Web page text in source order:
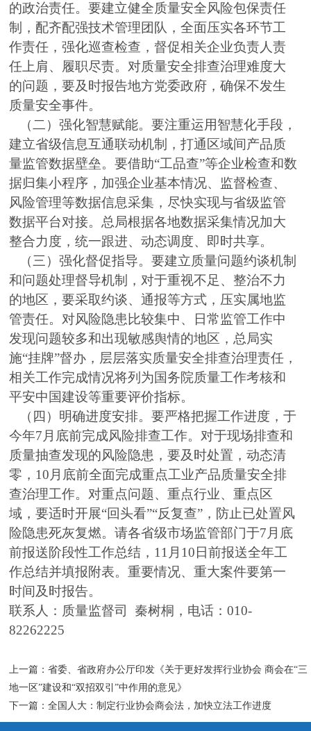
的政治责任。要建立健全质量安全风险包保责任
制，配齐配强技术管理团队，全面压实各环节工
作责任，强化巡查检查，督促相关企业负责人责
任上肩、履职尽责。对质量安全排查治理难度大
的问题，要及时报告地方党委政府，确保不发生
质量安全事件。
（二）强化智慧赋能。要注重运用智慧化手段，
建立省级信息互通联动机制，打通区域间产品质
量监管数据壁垒。要借助“工品查”等企业检查和数
据归集小程序，加强企业基本情况、监督检查、
风险管理等数据信息采集，尽快实现与省级监管
数据平台对接。总局根据各地数据采集情况加大
整合力度，统一跟进、动态调度、即时共享。
（三）强化督促指导。要建立质量问题约谈机制
和问题处理督导机制，对于重视不足、整治不力
的地区，要采取约谈、通报等方式，压实属地监
管责任。对风险隐患比较集中、日常监管工作中
发现问题较多和出现敏感舆情的地区，总局实
施“挂牌”督办，层层落实质量安全排查治理责任，
相关工作完成情况将列为国务院质量工作考核和
平安中国建设等重要评价指标。
（四）明确进度安排。要严格把握工作进度，于
今年7月底前完成风险排查工作。对于现场排查和
质量抽查发现的风险隐患，要及时处置，动态清
零，10月底前全面完成重点工业产品质量安全排
查治理工作。对重点问题、重点行业、重点区
域，要适时开展“回头看”“反复查”，防止已处置风
险隐患死灰复燃。请各省级市场监管部门于7月底
前报送阶段性工作总结，11月10日前报送全年工
作总结并填报附表。重要情况、重大案件要第一
时间及时报告。
联系人：质量监督司 秦树桐，电话：010-
82262225
上一篇：省委、省政府办公厅印发《关于更好发挥行业协会 商会在“三
地一区”建设和“双招双引”中作用的意见》
下一篇：全国人大：制定行业协会商会法，加快立法工作进度